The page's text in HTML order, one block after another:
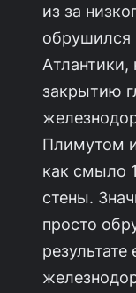
из за
обрушился
Атлантики,
закрытию
Плимутом
как смыло
стены.
просто
результате